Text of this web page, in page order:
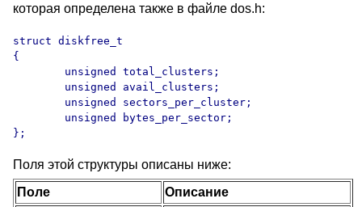
которая определена также в файле dos.h:
struct diskfree_t
{
};
Поля этой структуры описаны ниже:
Поле
Описание